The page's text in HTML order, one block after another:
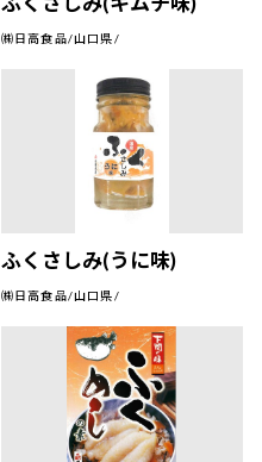
㈱日高食品/山口県/
ふくさしみ(うに味)
㈱日高食品/山口県/